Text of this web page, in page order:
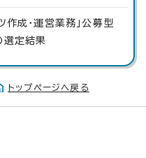
作成・運営業務」公募型
選定結果
トップページへ戻る